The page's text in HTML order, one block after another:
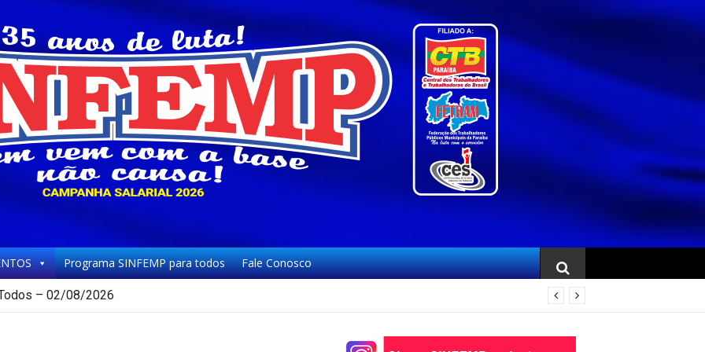
Programa SINFEMP para todos Fale Conosco
– 02/08/2026